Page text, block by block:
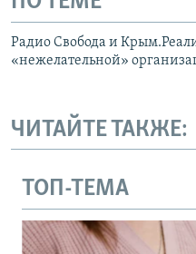
Радио Свобода и
«нежелательной»
ЧИТАЙТЕ ТАКЖЕ:
ТОП-ТЕМА